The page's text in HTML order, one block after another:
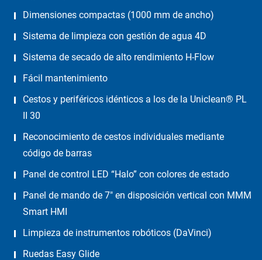
Dimensiones compactas (1000 mm de ancho)
Sistema de limpieza con gestión de agua 4D
Sistema de secado de alto rendimiento H-Flow
Fácil mantenimiento
Cestos y periféricos idénticos a los de la Uniclean® PL
II 30
Reconocimiento de cestos individuales mediante
código de barras
Panel de control LED “Halo” con colores de estado
Panel de mando de 7″ en disposición vertical con MMM
Smart HMI
Limpieza de instrumentos robóticos (DaVinci)
Ruedas Easy Glide